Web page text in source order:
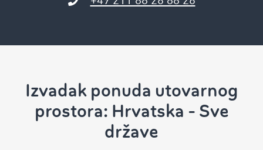
Izvadak ponuda utovarnog
prostora: Hrvatska - Sve
države